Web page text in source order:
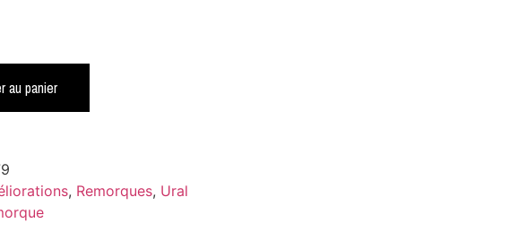
au panier
, Remorques, Ural